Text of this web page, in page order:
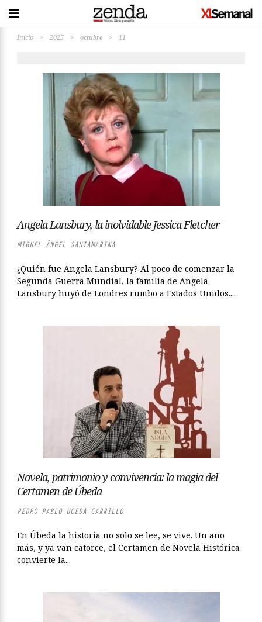
Inicio > 2025 > octubre > 11
Angela Lansbury, la inolvidable Jessica Fletcher
MIGUEL ÁNGEL SANTAMARINA
¿Quién fue Angela Lansbury? Al poco de comenzar la
Segunda Guerra Mundial, la familia de Angela
Lansbury huyó de Londres rumbo a Estados Unidos....
Novela, patrimonio y convivencia: la magia del
Certamen de Úbeda
PEDRO PABLO UCEDA CARRILLO
En Úbeda la historia no solo se lee, se vive. Un año
más, y ya van catorce, el Certamen de Novela Histórica
convierte la...